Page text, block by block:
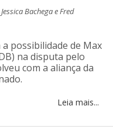
Jessica Bachega e Fred
possibilidade de Max
na disputa pelo
com a aliança da
Leia mais...